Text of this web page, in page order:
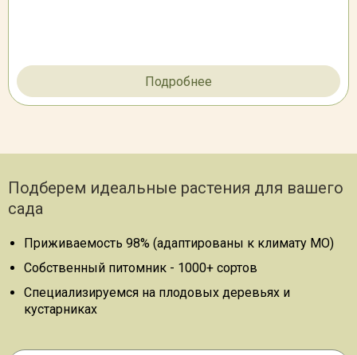
Подробнее
Подберем идеальные растения для вашего
сада
Приживаемость 98% (адаптированы к климату МО)
Собственный питомник - 1000+ сортов
Специализируемся на плодовых деревьях и
кустарниках